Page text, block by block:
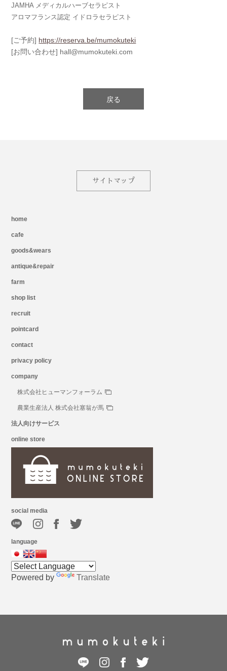
JAMHA メディカルハーブセラピスト
アロマフランス認定 イドロラセラピスト
[ご予約] https://reserva.be/mumokuteki
[お問い合わせ] hall@mumokuteki.com
戻る
サイトマップ
home
cafe
goods&wears
antique&repair
farm
shop list
recruit
pointcard
contact
privacy policy
company
株式会社ヒューマンフォーラム
農業生産法人 株式会社塞翁が馬
法人向けサービス
online store
social media
language
Powered by Translate